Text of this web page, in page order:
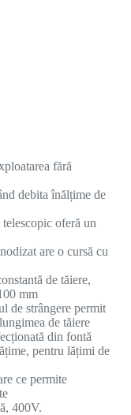
fără
debita înălțime de
oferă un
are o cursă cu
de tăiere,
mm
de strângere permit
de tăiere
din fontă
pentru lățimi de
ce permite
400V.